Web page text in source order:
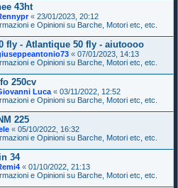
43ht
« 23/01/2023, 20:12
e Opinioni su Barche, Motori etc, etc.
fly - Atlantique 50 fly - aiutoooo
« 07/01/2023, 14:13
e Opinioni su Barche, Motori etc, etc.
250cv
Luca « 03/11/2022, 12:52
e Opinioni su Barche, Motori etc, etc.
225
« 05/10/2022, 16:32
e Opinioni su Barche, Motori etc, etc.
34
« 01/10/2022, 21:13
e Opinioni su Barche, Motori etc, etc.